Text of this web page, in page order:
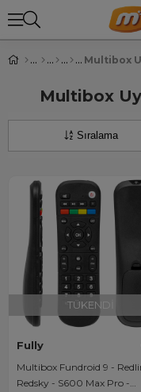
Multibox
Multibox
Sıralama
TÜKENDI
Fully
Multibox Fundroid 9 -
Redsky - S600 Max Pro -